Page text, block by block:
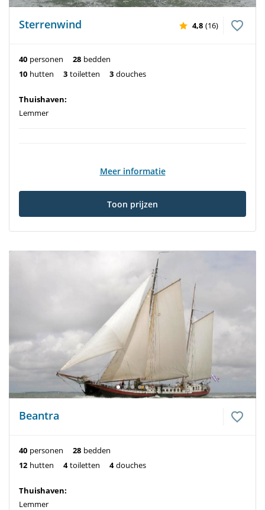
Sterrenwind 4,8 (16)
40 personen 28 bedden
10 hutten 3 toiletten 3 douches
Thuishaven:
Lemmer
Meer informatie
Toon prijzen
Beantra
40 personen 28 bedden
12 hutten 4 toiletten 4 douches
Thuishaven:
Lemmer